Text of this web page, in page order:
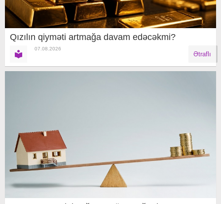
Qızılın qiyməti artmağa davam edəcəkmi?
07.08.2026
Ətraflı